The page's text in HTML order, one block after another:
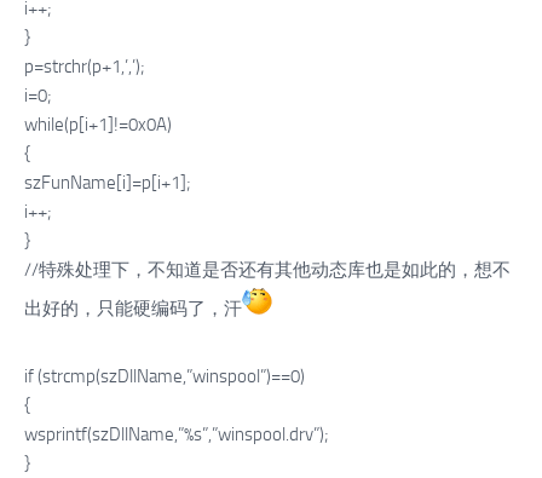
i++;
}
p=strchr(p+1,’,’);
i=0;
while(p[i+1]!=0x0A)
{
szFunName[i]=p[i+1];
i++;
}
//特殊处理下，不知道是否还有其他动态库也是如此的，想不
出好的，只能硬编码了，汗
if (strcmp(szDllName,”winspool”)==0)
{
wsprintf(szDllName,”%s”,”winspool.drv”);
}